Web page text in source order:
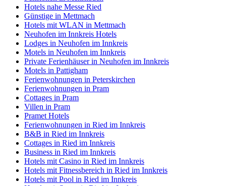
Hotels nahe Messe Ried
Günstige in Mettmach
Hotels mit WLAN in Mettmach
Neuhofen im Innkreis Hotels
Lodges in Neuhofen im Innkreis
Motels in Neuhofen im Innkreis
Private Ferienhäuser in Neuhofen im Innkreis
Motels in Pattigham
Ferienwohnungen in Peterskirchen
Ferienwohnungen in Pram
Cottages in Pram
Villen in Pram
Pramet Hotels
Ferienwohnungen in Ried im Innkreis
B&B in Ried im Innkreis
Cottages in Ried im Innkreis
Business in Ried im Innkreis
Hotels mit Casino in Ried im Innkreis
Hotels mit Fitnessbereich in Ried im Innkreis
Hotels mit Pool in Ried im Innkreis